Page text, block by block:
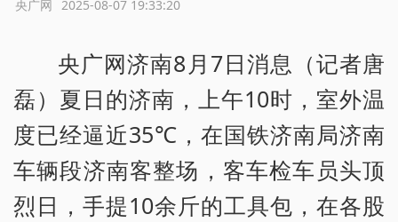
2025-08-07 19:33:20
央广网
央广网济南8月7日消息（记者唐
磊）夏日的济南，上午10时，室外温
度已经逼近35℃，在国铁济南局济南
车辆段济南客整场，客车检车员头顶
烈日，手提10余斤的工具包，在各股